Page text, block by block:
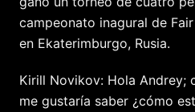
campeonato inagural de
en Ekaterimburgo, Rusia.
Kirill Novikov: Hola Andrey;
me gustaría saber ¿cómo